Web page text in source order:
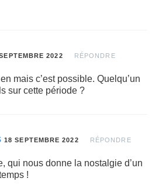
2022 RÉPONDRE
mais c’est possible. Quelqu’un
sur cette période ?
18 SEPTEMBRE 2022 RÉPONDRE
qui nous donne la nostalgie d’un
!